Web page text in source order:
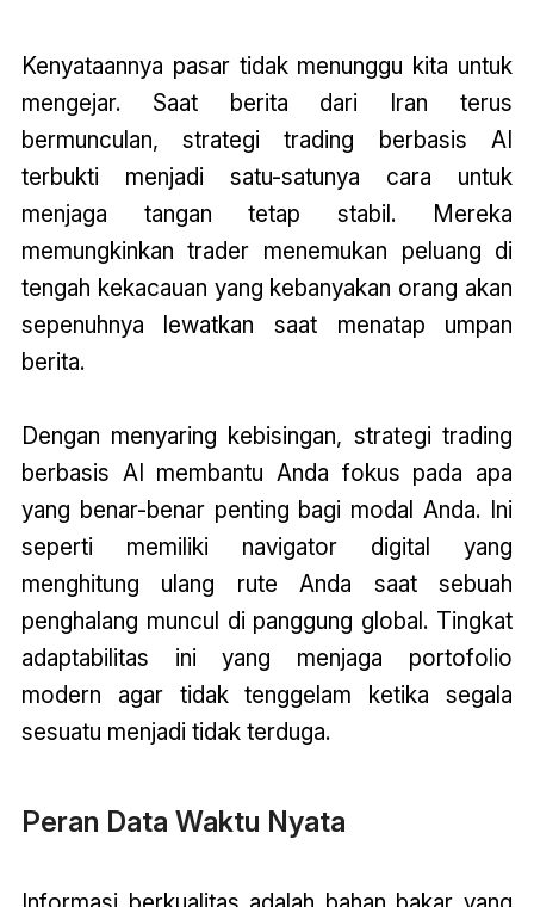
Kenyataannya pasar tidak menunggu kita untuk
mengejar. Saat berita dari Iran terus
bermunculan, strategi trading berbasis AI
terbukti menjadi satu-satunya cara untuk
menjaga tangan tetap stabil. Mereka
memungkinkan trader menemukan peluang di
tengah kekacauan yang kebanyakan orang akan
sepenuhnya lewatkan saat menatap umpan
berita.
Dengan menyaring kebisingan, strategi trading
berbasis AI membantu Anda fokus pada apa
yang benar-benar penting bagi modal Anda. Ini
seperti memiliki navigator digital yang
menghitung ulang rute Anda saat sebuah
penghalang muncul di panggung global. Tingkat
adaptabilitas ini yang menjaga portofolio
modern agar tidak tenggelam ketika segala
sesuatu menjadi tidak terduga.
Peran Data Waktu Nyata